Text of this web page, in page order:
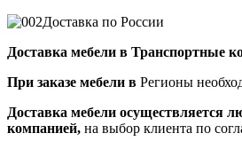
Доставка по России
Доставка мебели в Транспортные
При заказе мебели в Регионы
Доставка мебели осуществляется
компанией, на выбор клиента по